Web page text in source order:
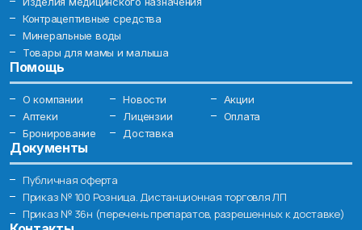
Контрацептивные средства
Минеральные воды
Товары для мамы и малыша
Помощь
О компании Новости
Акции
Аптеки
Лицензии
Оплата
Бронирование
Доставка
Документы
Публичная оферта
Приказ № 100 Розница. Дистанционная торговля ЛП
Приказ № 36н (перечень препаратов, разрешенных к доставке)